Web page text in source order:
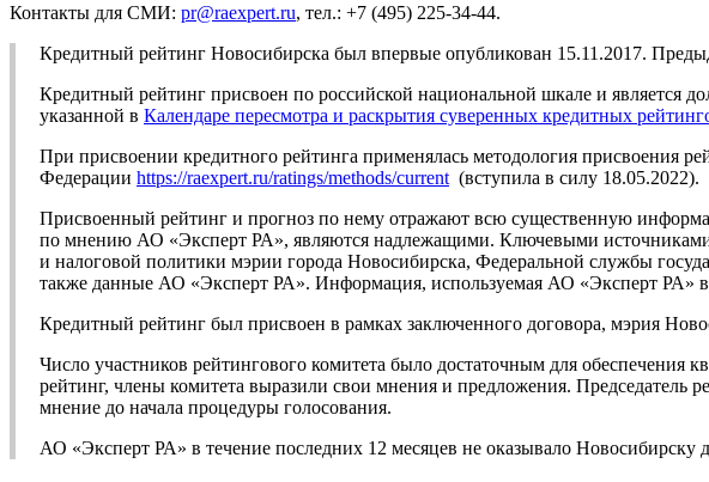
Контакты для СМИ: pr@raexpert.ru, тел.: +7 (495) 225-34-44.
Кредитный рейтинг Новосибирска был впервые опубликован 15.11.2017.
Кредитный рейтинг присвоен по российской национальной шкале и является
указанной в Календаре пересмотра и раскрытия суверенных кредитных
При присвоении кредитного рейтинга применялась методология присвоения
Федерации https://raexpert.ru/ratings/methods/current (вступила в силу 18.05.2022).
Присвоенный рейтинг и прогноз по нему отражают всю существенную
по мнению АО «Эксперт РА», являются надлежащими. Ключевыми источниками
и налоговой политики мэрии города Новосибирска, Федеральной службы
также данные АО «Эксперт РА». Информация, используемая АО «Эксперт РА» в
Кредитный рейтинг был присвоен в рамках заключенного договора, мэрия
Число участников рейтингового комитета было достаточным для
рейтинг, члены комитета выразили свои мнения и предложения. Председатель
мнение до начала процедуры голосования.
АО «Эксперт РА» в течение последних 12 месяцев не оказывало Новосибирску